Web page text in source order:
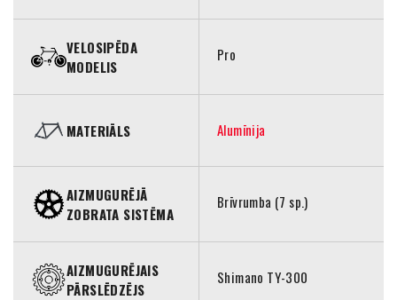
VELOSIPĒDA
MODELIS
Pro
MATERIĀLS Alumīnija
AIZMUGURĒJĀ
ZOBRATA SISTĒMA
Brīvrumba (7 sp.)
AIZMUGURĒJAIS
PĀRSLĒDZĒJS
Shimano TY-300